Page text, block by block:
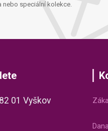
nebo speciální kolekce.
01 Vyškov